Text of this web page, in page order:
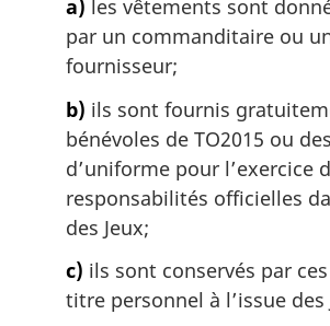
a) les vêtements sont
par un commanditaire ou
fournisseur;
b) ils sont fournis
bénévoles de TO2015 ou
d’uniforme pour l’exercice
responsabilités officielles
des Jeux;
c) ils sont conservés par
titre personnel à l’issue des